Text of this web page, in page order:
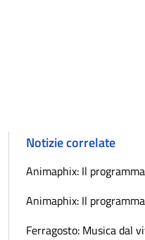
Notizie correlate
Animaphix: Il
Animaphix: Il
Ferragosto: Musica dal